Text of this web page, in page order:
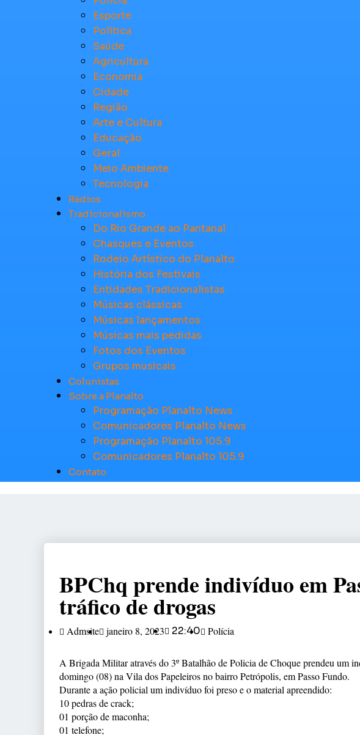
Esporte
Política
Saúde
Agricultura
Economia
Cidade
Região
Arte e Cultura
Educação
Geral
Meio Ambiente
Tecnologia
Rádios
Tradicionalismo
Do Rio Grande ao Pantanal
Chasques e Eventos
Rodeio Artístico do Planalto
História dos Festivais
Entidades Tradicionalistas
Músicas clássicas
Músicas lançamentos
Músicas mais pedidas
Fotos dos Eventos
Grupos musicais
Colunistas
Sobre a Planalto
Programação Planalto News
Comunicadores Planalto News
Programação Planalto 105.9
Comunicadores Planalto 105.9
Contato
BPChq prende indivíduo em
tráfico de drogas
Admsite janeiro 8, 2023 22:40 Polícia
A Brigada Militar através do 3º Batalhão de Policia de Choque prendeu um
domingo (08) na Vila dos Papeleiros no bairro Petrópolis, em Passo Fundo.
Durante a ação policial um indivíduo foi preso e o material apreendido:
10pedras de crack;
01 porção de maconha;
01 telefone;